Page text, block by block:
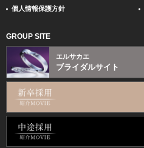
個人情報保護方針
GROUP SITE
エルサカエ
ブライダルサイト